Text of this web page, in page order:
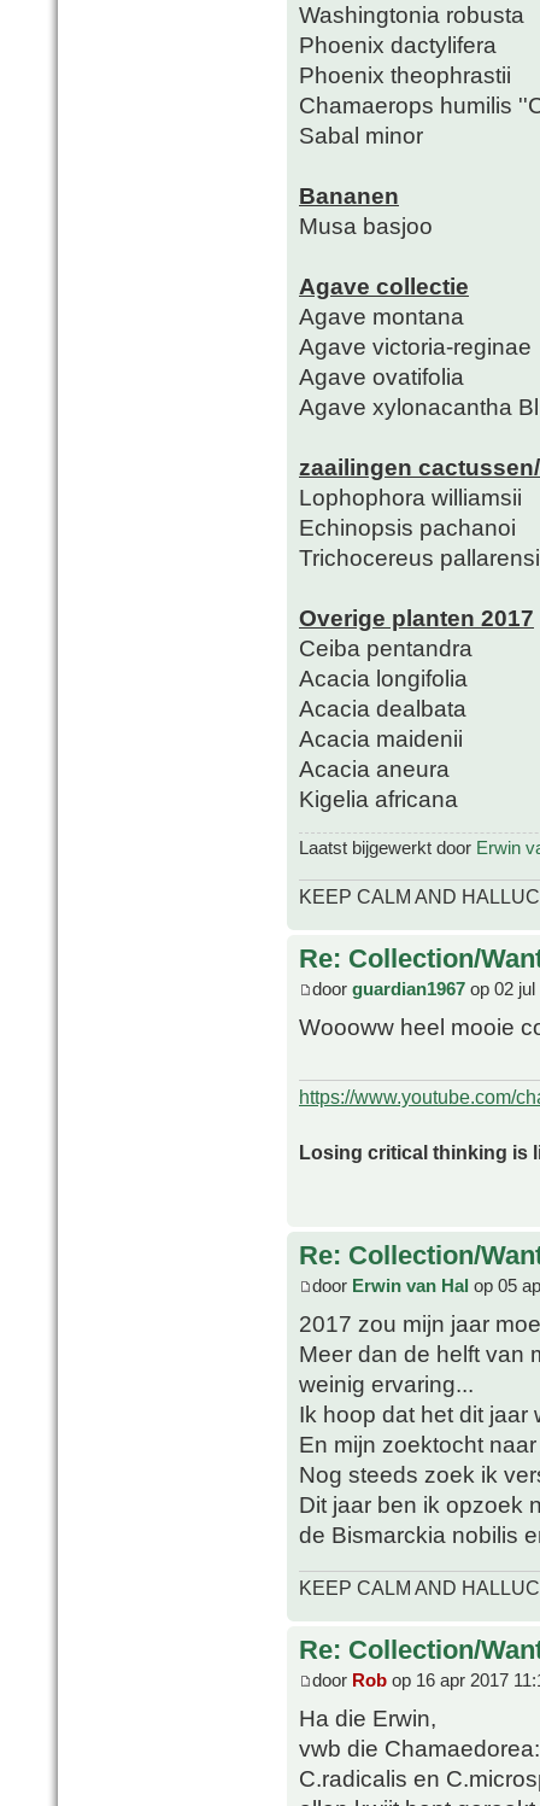
Washingtonia robusta
Phoenix dactylifera
Phoenix theophrastii
Chamaerops humilis
Sabal minor
Bananen
Musa basjoo
Agave collectie
Agave montana
Agave victoria-reginae
Agave ovatifolia
Agave xylonacantha
zaailingen
Lophophora williamsii
Echinopsis pachanoi
Trichocereus
Overige planten 2017
Ceiba pentandra
Acacia longifolia
Acacia dealbata
Acacia maidenii
Acacia aneura
Kigelia africana
Laatst bijgewerkt door Erwin
KEEP CALM AND
Re: Collection/
door guardian1967 op 02 jul
Woooww heel mooie
https://www.youtube.com/
Losing critical thinking is
Re: Collection/
door Erwin van Hal op 05
2017 zou mijn jaar
Meer dan de helft van
weinig ervaring...
Ik hoop dat het dit jaar
En mijn zoektocht
Nog steeds zoek ik
Dit jaar ben ik opzoek
de Bismarckia nobilis
KEEP CALM AND
Re: Collection/
door Rob op 16 apr 2017
Ha die Erwin,
vwb die
C.radicalis en